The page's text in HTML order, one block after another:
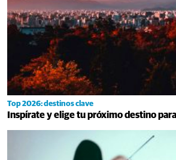
Top 2026: destinos clave
Inspírate y elige tu próximo destino